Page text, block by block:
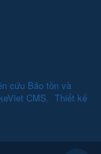
cứu Bảo tồn và
CMS. Thiết kế